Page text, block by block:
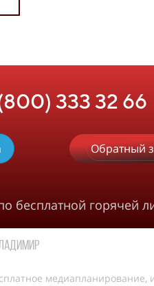
333 32 66
Обратный
бесплатной горячей
медиапланирование,